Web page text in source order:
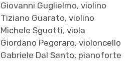
Giovanni Guglielmo, violino
Tiziano Guarato, violino
Michele Sguotti, viola
Giordano Pegoraro, violoncello
Gabriele Dal Santo, pianoforte